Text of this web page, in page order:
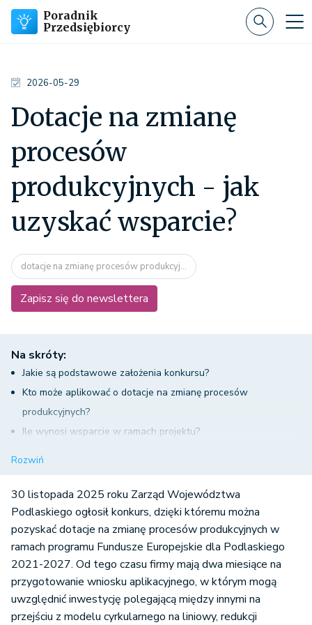
Poradnik
Przedsiębiorcy
2026-05-29
Dotacje na zmianę
procesów
produkcyjnych - jak
uzyskać wsparcie?
dotacje na zmianę procesów produkcyj...
Zapisz się do newslettera
Na skróty:
Jakie są podstawowe założenia konkursu?
Kto może aplikować o dotacje na zmianę procesów
produkcyjnych?
Ile wynosi wsparcie w ramach projektu?
Jak wygląda procedura składania i oceny wniosków?
Czym są kryteria różnicujące?
Rozwiń
30 listopada 2025 roku Zarząd Województwa
Podlaskiego ogłosił konkurs, dzięki któremu można
pozyskać dotacje na zmianę procesów produkcyjnych w
ramach programu Fundusze Europejskie dla Podlaskiego
2021-2027. Od tego czasu firmy mają dwa miesiące na
przygotowanie wniosku aplikacyjnego, w którym mogą
uwzględnić inwestycję polegającą między innymi na
przejściu z modelu cyrkularnego na liniowy, redukcji